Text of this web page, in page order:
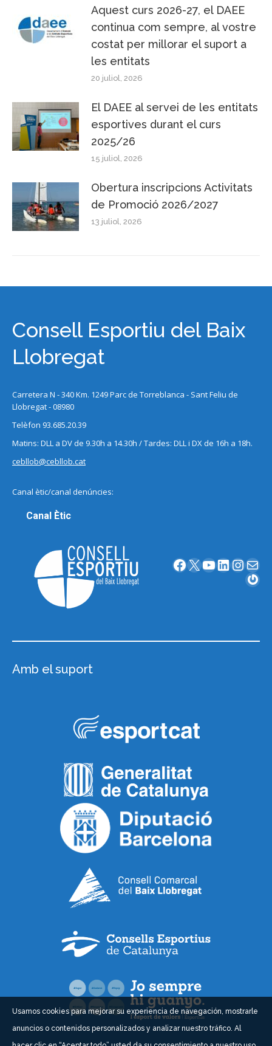
Aquest curs 2026-27, el DAEE
continua com sempre, al vostre
costat per millorar el suport a
les entitats
20 juliol, 2026
El DAEE al servei de les entitats
esportives durant el curs
2025/26
15 juliol, 2026
Obertura inscripcions Activitats
de Promoció 2026/2027
13 juliol, 2026
Consell Esportiu del Baix
Llobregat
Carretera N - 340 Km. 1249 Parc de Torreblanca - Sant Feliu de
Llobregat - 08980
Telèfon 93.685.20.39
Matins: DLL a DV de 9.30h a 14.30h / Tardes: DLL i DX de 16h a 18h.
cebllob@cebllob.cat
Canal ètic/canal denúncies:
Canal Ètic
Facebook X YouTube LinkedIn InstagramCorreu electrònic
Gravatar
Amb el suport
Usamos cookies para mejorar su experiencia de navegación, mostrarle
anuncios o contenidos personalizados y analizar nuestro tráfico. Al